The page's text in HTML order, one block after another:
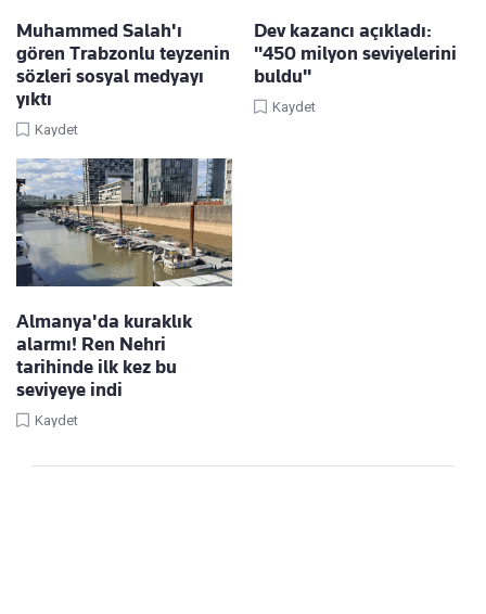
Muhammed Salah'ı
gören Trabzonlu teyzenin
sözleri sosyal medyayı
yıktı
Kaydet
Dev kazancı açıkladı:
"450 milyon seviyelerini
buldu"
Kaydet
Almanya'da kuraklık
alarmı! Ren Nehri
tarihinde ilk kez bu
seviyeye indi
Kaydet